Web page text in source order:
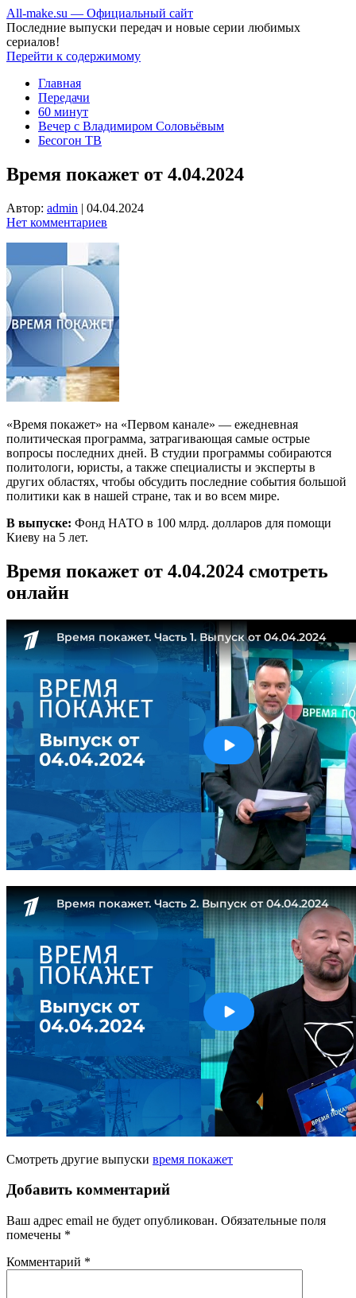
All-make.su — Официальный сайт
Последние выпуски передач и новые серии любимых
сериалов!
Перейти к содержимому
Главная
Передачи
60 минут
Вечер с Владимиром Соловьёвым
Бесогон ТВ
Время покажет от 4.04.2024
Автор: admin | 04.04.2024
Нет комментариев
«Время покажет» на «Первом канале» — ежедневная
политическая программа, затрагивающая самые острые
вопросы последних дней. В студии программы собираются
политологи, юристы, а также специалисты и эксперты в
других областях, чтобы обсудить последние события большой
политики как в нашей стране, так и во всем мире.
В выпуске: Фонд НАТО в 100 млрд. долларов для помощи
Киеву на 5 лет.
Время покажет от 4.04.2024 смотреть
онлайн
Смотреть другие выпуски время покажет
Добавить комментарий
Ваш адрес email не будет опубликован. Обязательные поля
помечены *
Комментарий *